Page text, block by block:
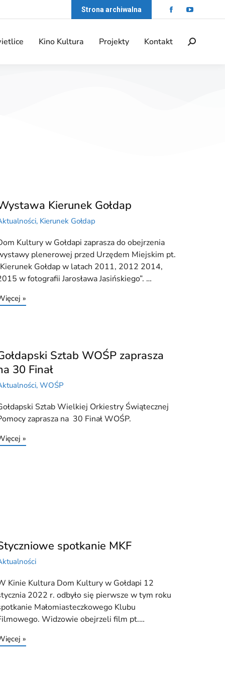
Strona archiwalna
Kino Kultura Projekty Kontakt
Kierunek Gołdap
, Kierunek Gołdap
Kultury w Gołdapi zaprasza do obejrzenia
plenerowej przed Urzędem Miejskim pt.
Gołdap w latach 2011, 2012 2014,
w fotografii Jarosława Jasińskiego”. …
»
Sztab WOŚP zaprasza
30 Finał
,WOŚP
Sztab Wielkiej Orkiestry Świątecznej
zaprasza na 30 Finał WOŚP.
»
spotkanie MKF
Kinie Kultura Dom Kultury w Gołdapi 12
2022 r. odbyło się pierwsze w tym roku
Małomiasteczkowego Klubu
Widzowie obejrzeli film pt.…
»